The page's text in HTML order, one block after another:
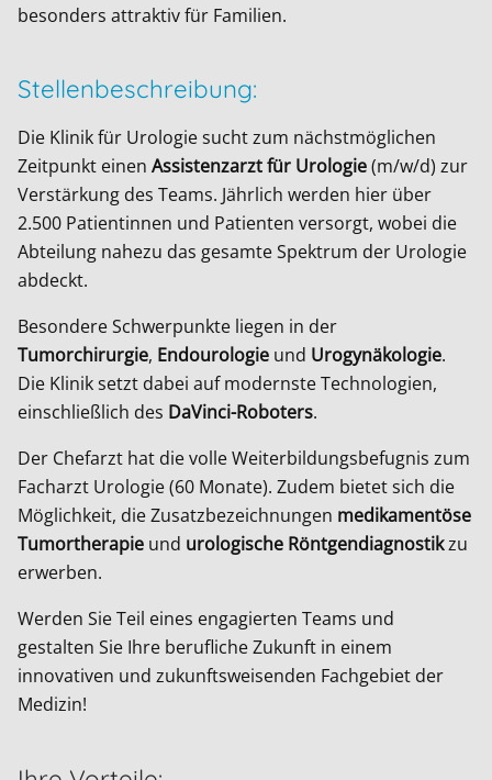
besonders attraktiv für Familien.
Stellenbeschreibung:
Die Klinik für Urologie sucht zum nächstmöglichen
Zeitpunkt einen Assistenzarzt für Urologie(m/w/d) zur
Verstärkung des Teams. Jährlich werden hier über
2.500 Patientinnen und Patienten versorgt, wobei die
Abteilung nahezu das gesamte Spektrum der Urologie
abdeckt.
Besondere Schwerpunkte liegen in der
Tumorchirurgie, Endourologie und Urogynäkologie.
Die Klinik setzt dabei auf modernste Technologien,
einschließlich des DaVinci-Roboters.
Der Chefarzt hat die volle Weiterbildungsbefugnis zum
Facharzt Urologie (60 Monate). Zudem bietet sich die
Möglichkeit, die Zusatzbezeichnungen medikamentöse
Tumortherapie und urologische Röntgendiagnostikzu
erwerben.
Werden Sie Teil eines engagierten Teams und
gestalten Sie Ihre berufliche Zukunft in einem
innovativen und zukunftsweisenden Fachgebiet der
Medizin!